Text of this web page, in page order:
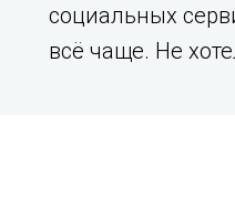
социальных
всё чаще. Не